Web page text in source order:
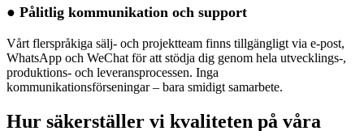
● Pålitlig kommunikation och support
Vårt flerspråkiga sälj- och projektteam finns tillgängligt via e-post,
WhatsApp och WeChat för att stödja dig genom hela utvecklings-,
produktions- och leveransprocessen. Inga
kommunikationsförseningar – bara smidigt samarbete.
Hur säkerställer vi kvaliteten på våra